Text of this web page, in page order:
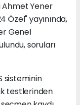
Ahmet Yener
Özel" yayınında,
Genel
soruları
sisteminin
testlerinden